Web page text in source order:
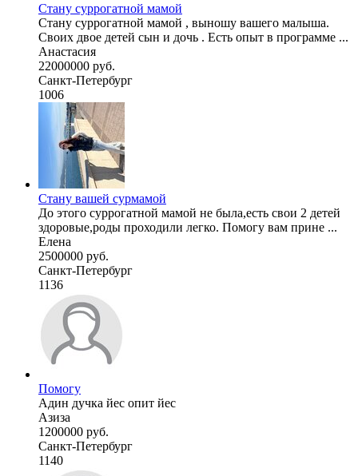
Стану суррогатной мамой
Стану суррогатной мамой , выношу вашего малыша.
Своих двое детей сын и дочь . Есть опыт в программе ...
Анастасия
22000000 руб.
Санкт-Петербург
1006
Стану вашей сурмамой
До этого суррогатной мамой не была,есть свои 2 детей
здоровые,роды проходили легко. Помогу вам прине ...
Елена
2500000 руб.
Санкт-Петербург
1136
Помогу
Адин дучка йес опит йес
Азиза
1200000 руб.
Санкт-Петербург
1140